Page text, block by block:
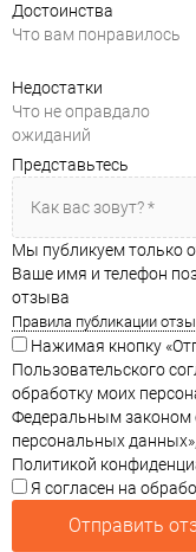
Достоинства
Недостатки
Представьтесь
Мы публикуем только
Ваше имя и телефон
отзыва
Правила публикации
Нажимая кнопку
Пользовательского
обработку моих
Федеральным законом
персональных
Политикой
Я согласен на
Отправить